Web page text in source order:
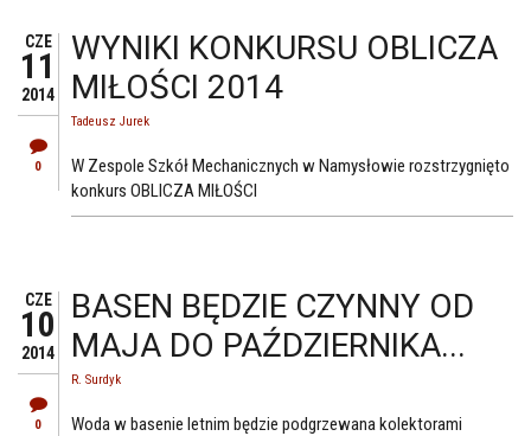
CZE
11
2014
0
WYNIKI KONKURSU OBLICZA
MIŁOŚCI 2014
Tadeusz Jurek
W Zespole Szkół Mechanicznych w Namysłowie rozstrzygnięto
konkurs OBLICZA MIŁOŚCI
CZE
10
2014
0
BASEN BĘDZIE CZYNNY OD
MAJA DO PAŹDZIERNIKA...
R. Surdyk
Woda w basenie letnim będzie podgrzewana kolektorami